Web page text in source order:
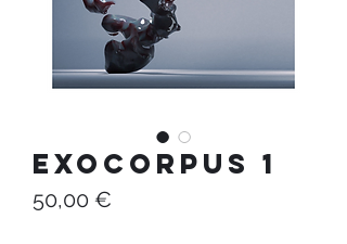
EXOCORPUS 1
50,00 €